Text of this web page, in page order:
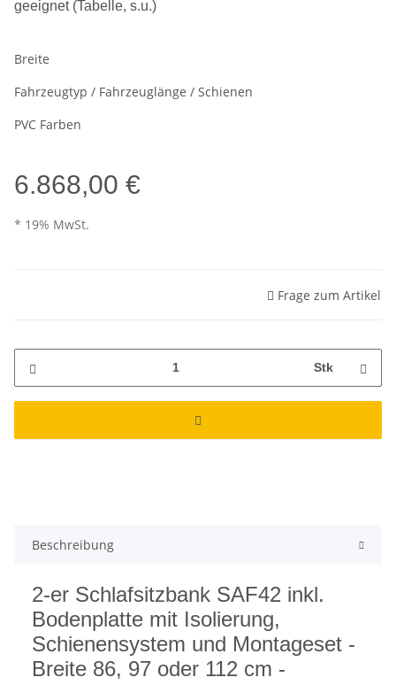
geeignet (Tabelle, s.u.)
Breite
Fahrzeugtyp / Fahrzeuglänge / Schienen
PVC Farben
6.868,00 €
* 19% MwSt.
Frage zum Artikel
Stk
Beschreibung
2-er Schlafsitzbank SAF42 inkl.
Bodenplatte mit Isolierung,
Schienensystem und Montageset -
Breite 86, 97 oder 112 cm -